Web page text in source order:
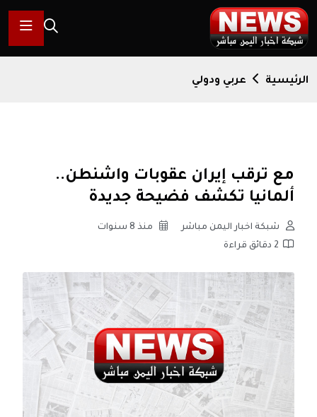
الرئيسية عربي ودولي
مع ترقب إيران عقوبات واشنطن..
ألمانيا تكشف فضيحة جديدة
شبكة اخبار اليمن مباشر
منذ 8 سنوات
2 دقائق قراءة